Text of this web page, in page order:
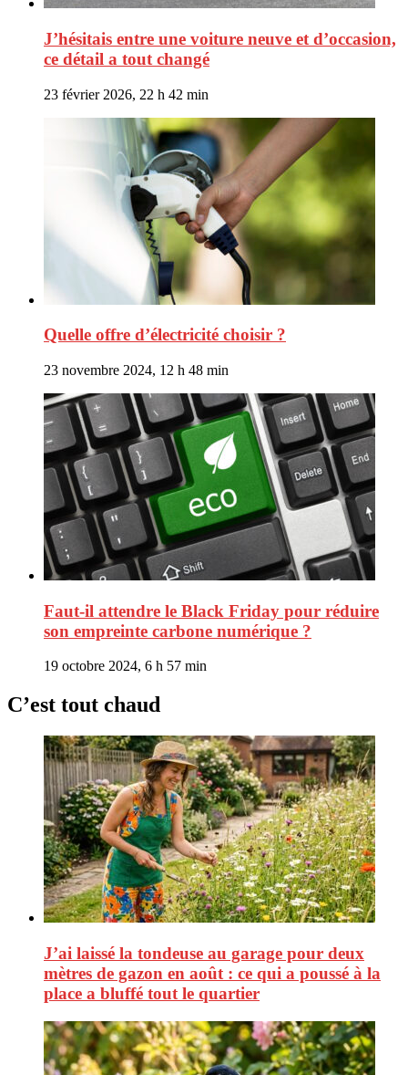
J’hésitais entre une voiture neuve et d’occasion,
ce détail a tout changé
23 février 2026, 22 h 42 min
Quelle offre d’électricité choisir ?
23 novembre 2024, 12 h 48 min
Faut-il attendre le Black Friday pour réduire
son empreinte carbone numérique ?
19 octobre 2024, 6 h 57 min
C’est tout chaud
J’ai laissé la tondeuse au garage pour deux
mètres de gazon en août : ce qui a poussé à la
place a bluffé tout le quartier